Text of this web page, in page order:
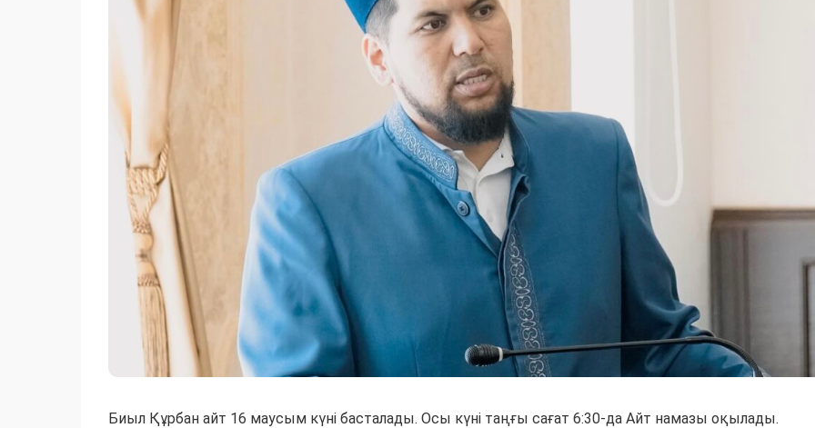
Биыл Құрбан айт 16 маусым күні басталады. Осы күні таңғы сағат 6:30-да Айт намазы оқылады.